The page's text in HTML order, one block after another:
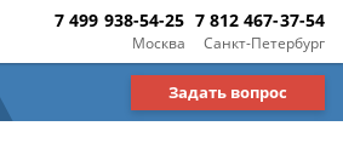
Москва
7 499 938-54-25
Санкт-Петербург
7 812 467-37-54
Задать вопрос